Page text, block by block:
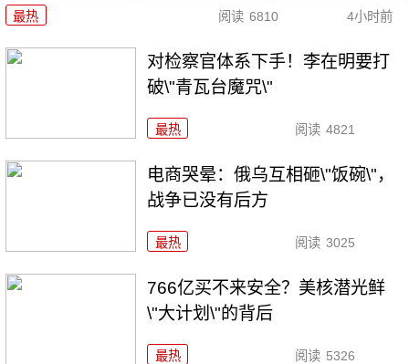
最热 阅读 6810 4小时前
对检察官体系下手！李在明要打
破\"青瓦台魔咒\"
最热 阅读 4821
电商哭晕：俄乌互相砸\"饭碗\"，
战争已没有后方
最热 阅读 3025
766亿买不来安全？美核潜光鲜
\"大计划\"的背后
最热 阅读 5326